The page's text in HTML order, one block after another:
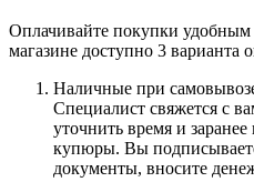
Оплачивайте покупки
магазине доступно 3 варианта
Наличные при
Специалист свяжется с
уточнить время и
купюры. Вы
документы, вносите